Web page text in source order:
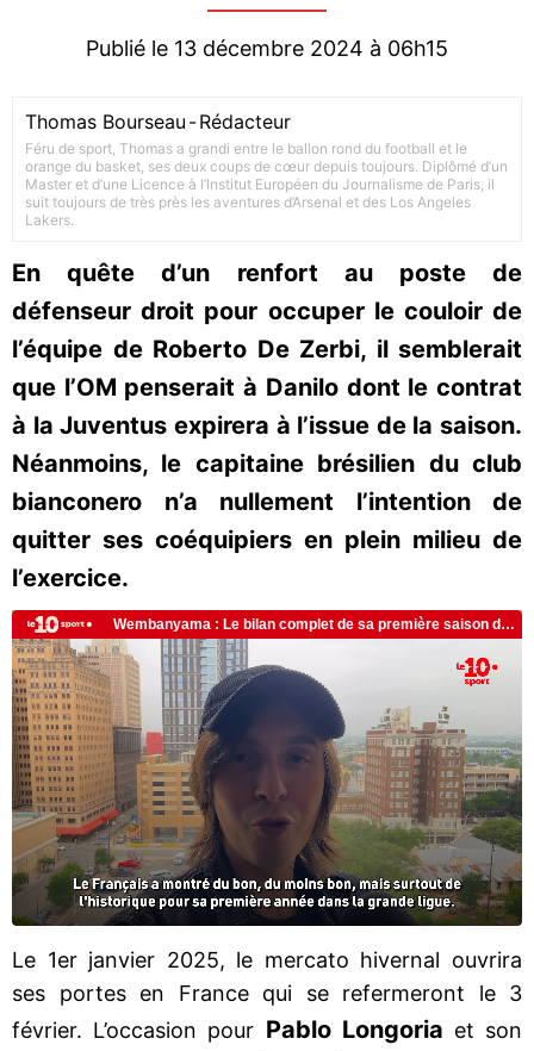
Publié le 13 décembre 2024 à 06h15
Thomas Bourseau -Rédacteur
Féru de sport, Thomas a grandi entre le ballon rond du football et le
orange du basket, ses deux coups de cœur depuis toujours. Diplômé d’un
Master et d’une Licence à l’Institut Européen du Journalisme de Paris, il
suit toujours de très près les aventures d’Arsenal et des Los Angeles
Lakers.
En quête d’un renfort au poste de
défenseur droit pour occuper le couloir de
l’équipe de Roberto De Zerbi, il semblerait
que l’OM penserait à Danilo dont le contrat
à la Juventus expirera à l’issue de la saison.
Néanmoins, le capitaine brésilien du club
bianconero n’a nullement l’intention de
quitter ses coéquipiers en plein milieu de
l’exercice.
Le 1er janvier 2025, le mercato hivernal ouvrira
ses portes en France qui se refermeront le 3
février. L’occasion pour Pablo Longoria et son